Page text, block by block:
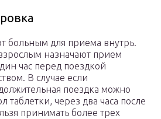
больным для приема внутрь.
назначают прием
час перед поездкой
В случае если
поездка можно
таблетки, через два часа после
принимать более трех